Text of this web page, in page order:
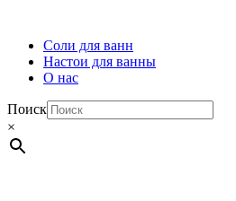
Соли для ванн
Настои для ванны
О нас
Поиск
×